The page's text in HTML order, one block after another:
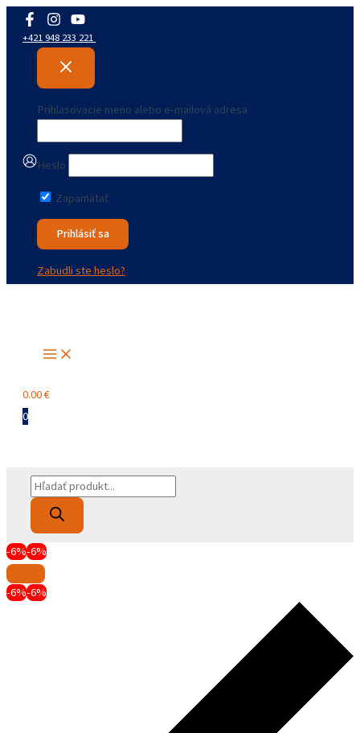
Preskočiť
+421 948 233 221
Prihlasovacie meno alebo e-mailová adresa
Heslo
Zapamätať
Zabudli ste heslo?
Main
Menu
0.00€
0
Products
search
-6%-6%
-6%-6%